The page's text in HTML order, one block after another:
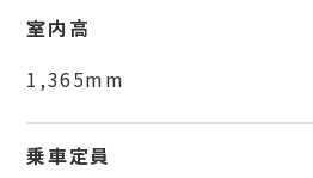
室内高
1,365mm
乗車定員